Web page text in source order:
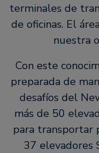
terminales de
de oficinas. El
nuestra
Con este
preparada de
desafíos del
más de 50
para transportar
37 elevadores